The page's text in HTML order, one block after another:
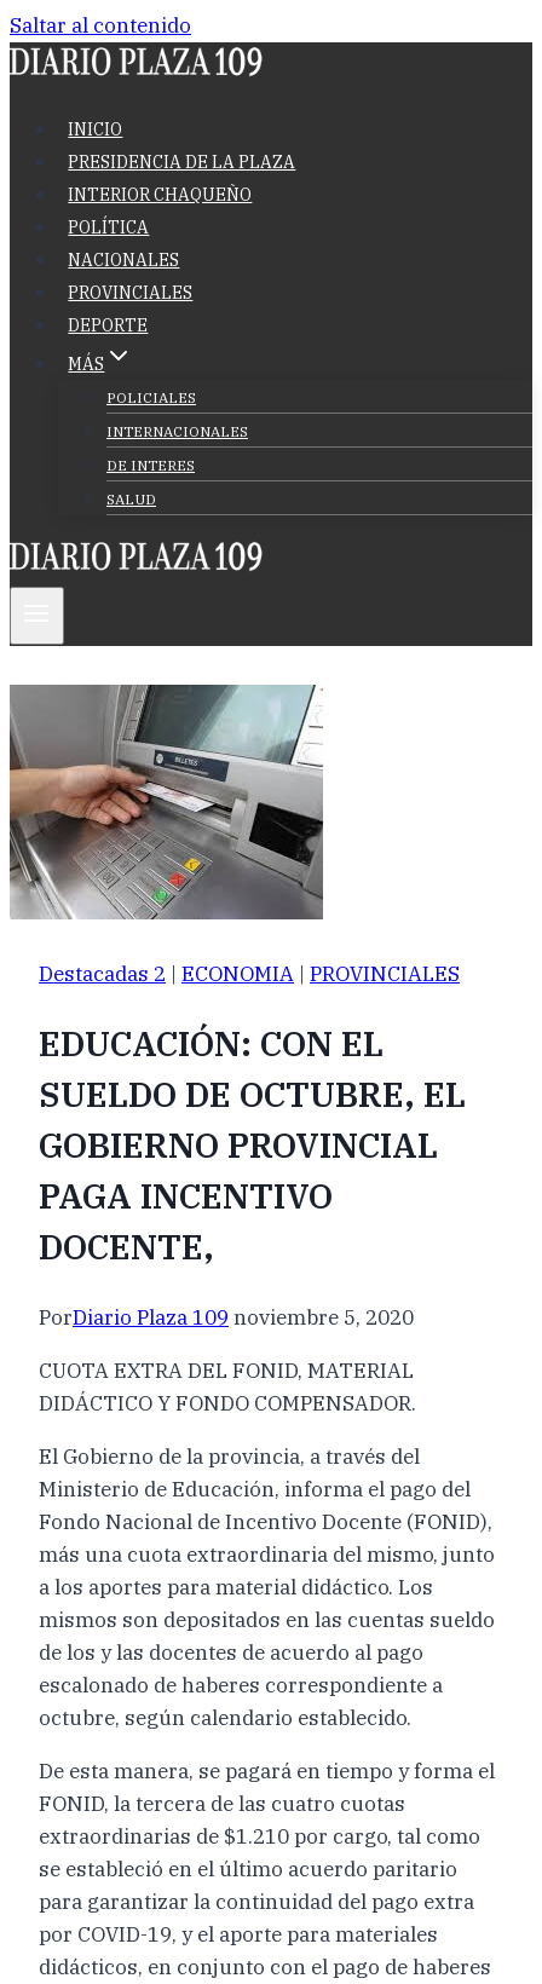
Saltar al contenido
INICIO
PRESIDENCIA DE LA PLAZA
INTERIOR CHAQUEÑO
POLÍTICA
NACIONALES
PROVINCIALES
DEPORTE
MÁS
POLICIALES
INTERNACIONALES
DE INTERES
SALUD
Destacadas 2 | ECONOMIA | PROVINCIALES
EDUCACIÓN: CON EL
SUELDO DE OCTUBRE, EL
GOBIERNO PROVINCIAL
PAGA INCENTIVO
DOCENTE,
PorDiario Plaza 109 noviembre 5, 2020
CUOTA EXTRA DEL FONID, MATERIAL
DIDÁCTICO Y FONDO COMPENSADOR.
El Gobierno de la provincia, a través del
Ministerio de Educación, informa el pago del
Fondo Nacional de Incentivo Docente (FONID),
más una cuota extraordinaria del mismo, junto
a los aportes para material didáctico. Los
mismos son depositados en las cuentas sueldo
de los y las docentes de acuerdo al pago
escalonado de haberes correspondiente a
octubre, según calendario establecido.
De esta manera, se pagará en tiempo y forma el
FONID, la tercera de las cuatro cuotas
extraordinarias de $1.210 por cargo, tal como
se estableció en el último acuerdo paritario
para garantizar la continuidad del pago extra
por COVID-19, y el aporte para materiales
didácticos, en conjunto con el pago de haberes